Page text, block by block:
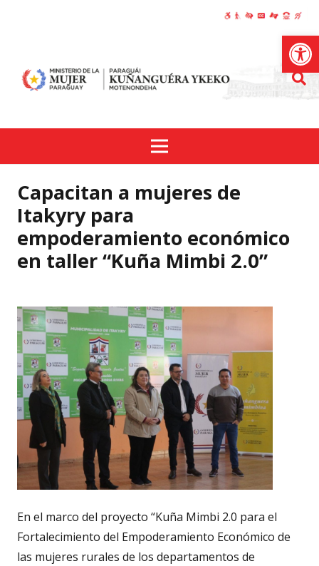
Capacitan a mujeres de
Itakyry para
empoderamiento económico
en taller “Kuña Mimbi 2.0”
En el marco del proyecto “Kuña Mimbi 2.0 para el
Fortalecimiento del Empoderamiento Económico de
las mujeres rurales de los departamentos de